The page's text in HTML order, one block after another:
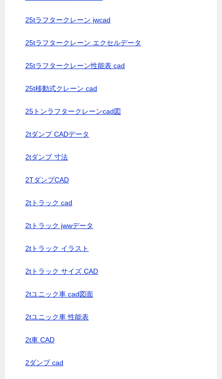
25tラフタークレーン jwcad
25tラフタークレーン エクセルデータ
25tラフタークレーン性能表 cad
25t移動式クレーン cad
25トンラフタークレーンcad図
2tダンプ CADデータ
2tダンプ 寸法
2TダンプCAD
2tトラック cad
2tトラック jwwデータ
2tトラック イラスト
2tトラック サイズ CAD
2tユニック車 cad図面
2tユニック車 性能表
2t車 CAD
2ダンプ cad